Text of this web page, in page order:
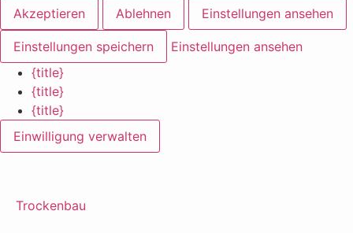
Akzeptieren
Ablehnen Einstellungen ansehen
Einstellungen speichern
Einstellungen ansehen
{title}
{title}
{title}
Einwilligung verwalten
Trockenbau